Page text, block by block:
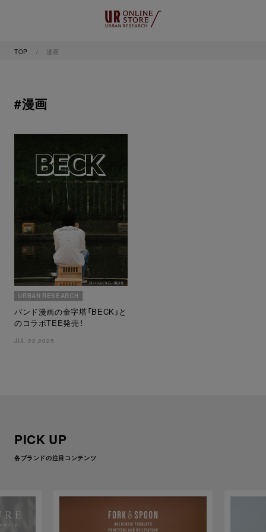
TOP 漫画
#漫画
URBAN RESEARCH
バンド漫画の金字塔「BECK」と
のコラボTEE発売！
JUL 22,2025
PICK UP
各ブランドの注目コンテンツ